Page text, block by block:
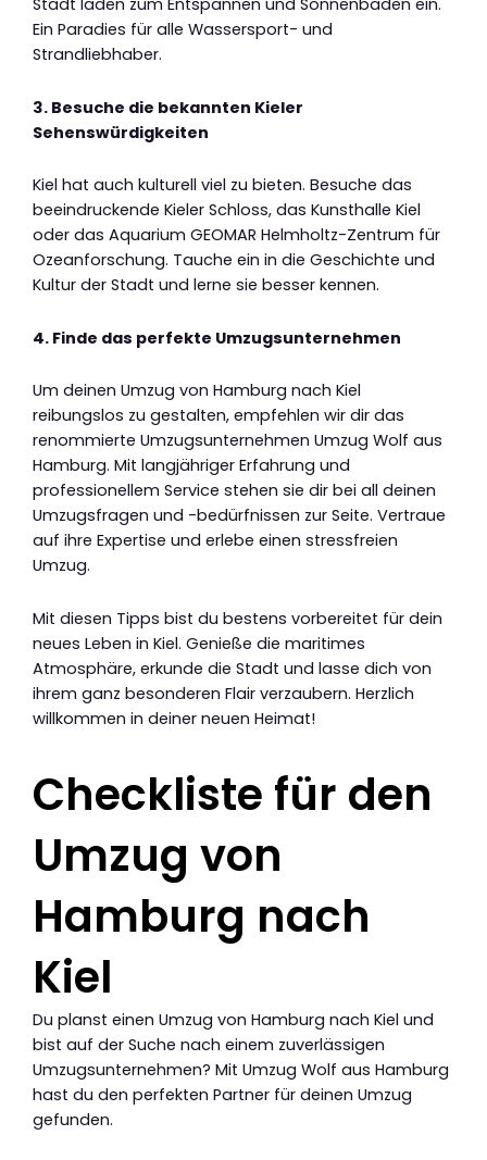
Ein Paradies für alle Wassersport- und
Strandliebhaber.
3. Besuche die bekannten Kieler
Sehenswürdigkeiten
Kiel hat auch kulturell viel zu bieten. Besuche das
beeindruckende Kieler Schloss, das Kunsthalle Kiel
oder das Aquarium GEOMAR Helmholtz-Zentrum für
Ozeanforschung. Tauche ein in die Geschichte und
Kultur der Stadt und lerne sie besser kennen.
4. Finde das perfekte Umzugsunternehmen
Um deinen Umzug von Hamburg nach Kiel
reibungslos zu gestalten, empfehlen wir dir das
renommierte Umzugsunternehmen Umzug Wolf aus
Hamburg. Mit langjähriger Erfahrung und
professionellem Service stehen sie dir bei all deinen
Umzugsfragen und -bedürfnissen zur Seite. Vertraue
auf ihre Expertise und erlebe einen stressfreien
Umzug.
Mit diesen Tipps bist du bestens vorbereitet für dein
neues Leben in Kiel. Genieße die maritimes
Atmosphäre, erkunde die Stadt und lasse dich von
ihrem ganz besonderen Flair verzaubern. Herzlich
willkommen in deiner neuen Heimat!
Checkliste für den
Umzug von
Hamburg nach
Kiel
Du planst einen Umzug von Hamburg nach Kiel und
bist auf der Suche nach einem zuverlässigen
Umzugsunternehmen? Mit Umzug Wolf aus Hamburg
hast du den perfekten Partner für deinen Umzug
gefunden.